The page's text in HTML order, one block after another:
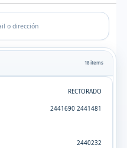
18 items
RECTORADO
2441690 2441481
2440232